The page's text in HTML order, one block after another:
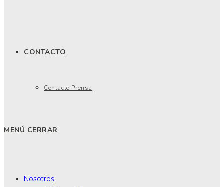
CONTACTO
Contacto Prensa
MENÚ CERRAR
Nosotros